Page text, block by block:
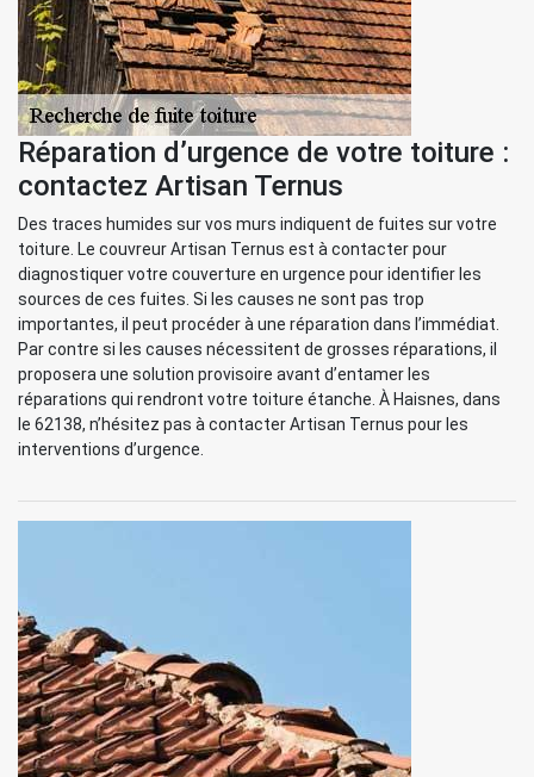
Réparation d’urgence de votre toiture :
contactez Artisan Ternus
Des traces humides sur vos murs indiquent de fuites sur votre
toiture. Le couvreur Artisan Ternus est à contacter pour
diagnostiquer votre couverture en urgence pour identifier les
sources de ces fuites. Si les causes ne sont pas trop
importantes, il peut procéder à une réparation dans l’immédiat.
Par contre si les causes nécessitent de grosses réparations, il
proposera une solution provisoire avant d’entamer les
réparations qui rendront votre toiture étanche. À Haisnes, dans
le 62138, n’hésitez pas à contacter Artisan Ternus pour les
interventions d’urgence.